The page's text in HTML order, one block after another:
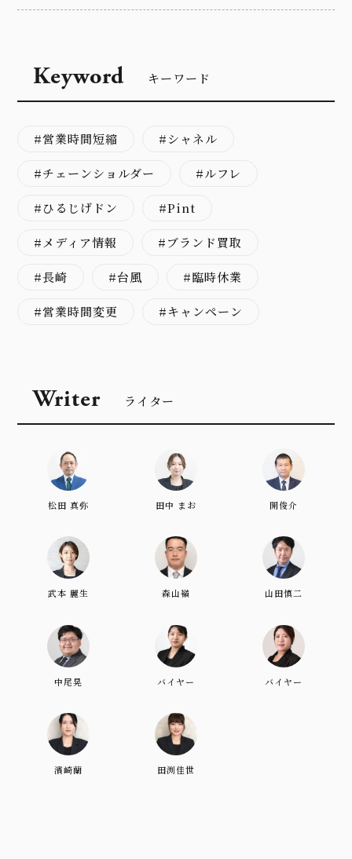
Keyword キーワード
営業時間短縮 シャネル
チェーンショルダー ルフレ
ひるじげドン Pint
メディア情報 ブランド買取
長崎 台風 臨時休業
営業時間変更 キャンペーン
Writer ライター
松田 真弥 田中 まお 開俊介
武本 麗生 森山嶺 山田慎二
中尾晃 バイヤー バイヤー
濱崎蘭 田渕佳世